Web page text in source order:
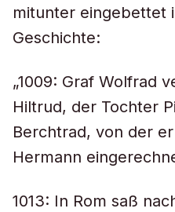
mitunter eingebettet
Geschichte:
„1009: Graf Wolfrad
Hiltrud, der Tochter
Berchtrad, von der
Hermann
1013: In Rom saß